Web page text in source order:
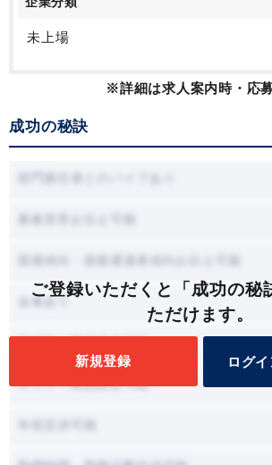
未上場
※詳細は求人案内時・応
成功の秘訣
ご登録いただくと「成功の秘
ただけます。
新規登録 ログ
会食あり
オファー面談設定可能